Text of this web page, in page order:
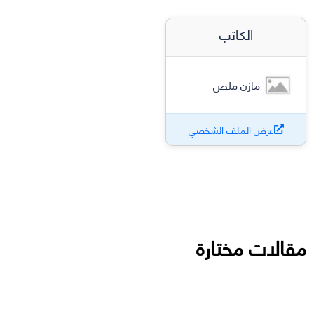
الكاتب
مازن ملص
عرض الملف الشخصي
مقالات مختارة